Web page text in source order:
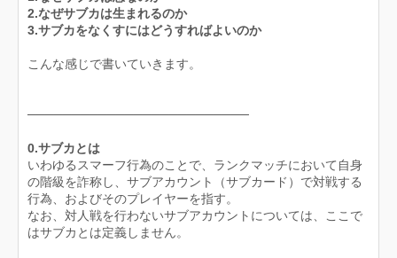
2.なぜサブカは生まれるのか
3.サブカをなくすにはどうすればよいのか
こんな感じで書いていきます。
─────────────────────────
0.サブカとは
いわゆるスマーフ行為のことで、ランクマッチにおいて自身
の階級を詐称し、サブアカウント（サブカード）で対戦する
行為、およびそのプレイヤーを指す。
なお、対人戦を行わないサブアカウントについては、ここで
はサブカとは定義しません。